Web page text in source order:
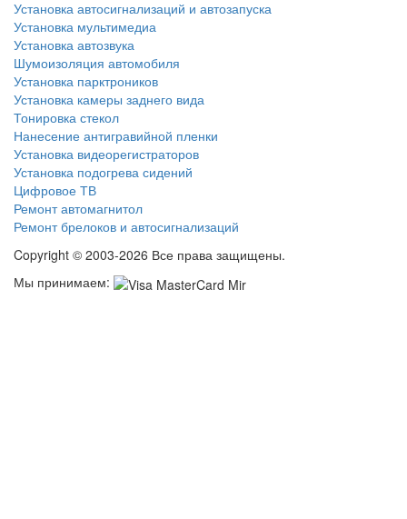
Установка автосигнализаций и автозапуска
Установка мультимедиа
Установка автозвука
Шумоизоляция автомобиля
Установка парктроников
Установка камеры заднего вида
Тонировка стекол
Нанесение антигравийной пленки
Установка видеорегистраторов
Установка подогрева сидений
Цифровое ТВ
Ремонт автомагнитол
Ремонт брелоков и автосигнализаций
Copyright © 2003-2026 Все права защищены.
Мы принимаем: